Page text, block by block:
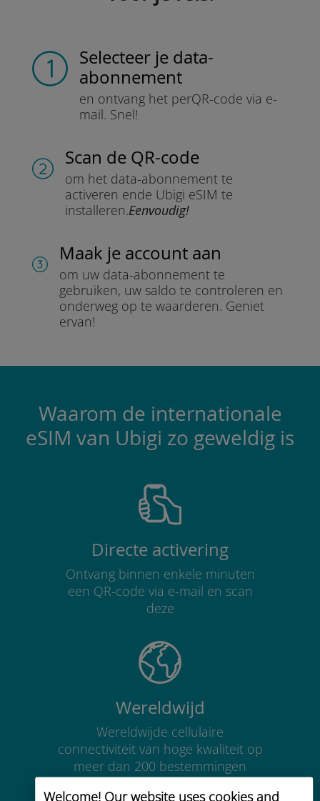
Welcome! Our website uses cookies and
Selecteer je data-
abonnement
en ontvang het perQR-code via e-
mail. Snel!
Scan de QR-code
om het data-abonnement te
activeren ende Ubigi eSIM te
installeren.Eenvoudig!
Maak je account aan
om uw data-abonnement te
gebruiken, uw saldo te controleren en
onderweg op te waarderen. Geniet
ervan!
Waarom de internationale
eSIM van Ubigi zo geweldig is
Directe activering
Ontvang binnen enkele minuten
een QR-code via e-mail en scan
deze
Wereldwijd
Wereldwijde cellulaire
connectiviteit van hoge kwaliteit op
meer dan 200 bestemmingen